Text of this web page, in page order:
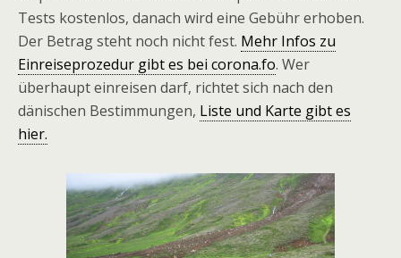
Tests kostenlos, danach wird eine Gebühr erhoben.
Der Betrag steht noch nicht fest. Mehr Infos zu
Einreiseprozedur gibt es bei corona.fo. Wer
überhaupt einreisen darf, richtet sich nach den
dänischen Bestimmungen, Liste und Karte gibt es
hier.